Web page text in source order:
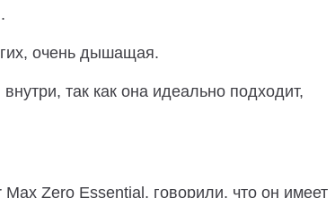
очень дышащая.
так как она идеально подходит,
Zero Essential, говорили, что он имеет